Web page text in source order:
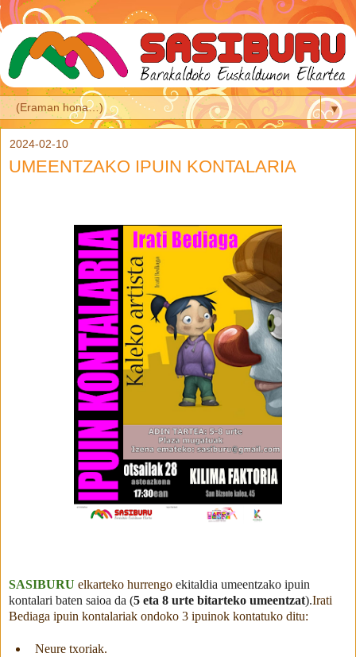
▼
2024-02-10
UMEENTZAKO IPUIN KONTALARIA
SASIBURU elkarteko hurrengo ekitaldia umeentzako ipuin
kontalari baten saioa da (5 eta 8 urte bitarteko umeentzat).Irati
Bediaga ipuin kontalariak ondoko 3 ipuinok kontatuko ditu:
Neure txoriak.